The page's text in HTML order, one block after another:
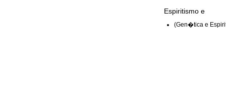
Espiritismo e
(Gen�tica e